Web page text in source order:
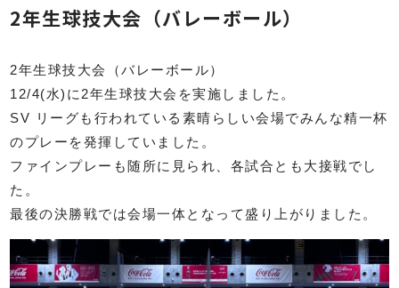
2年生球技大会（バレーボール）
2年生球技大会（バレーボール）
12/4(水)に2年生球技大会を実施しました。
SV リーグも行われている素晴らしい会場でみんな精一杯
のプレーを発揮していました。
ファインプレーも随所に見られ、各試合とも大接戦でし
た。
最後の決勝戦では会場一体となって盛り上がりました。